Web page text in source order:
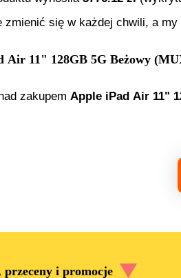
zmienić się w każdej chwili, a
Air 11" 128GB 5G Beżowy
zakupem Apple iPad Air 11"
i promocje